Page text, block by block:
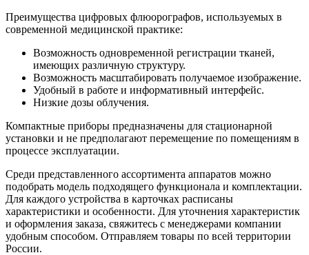
Преимущества цифровых флюорографов, используемых в
современной медицинской практике:
Возможность одновременной регистрации тканей,
имеющих различную структуру.
Возможность масштабировать получаемое изображение.
Удобный в работе и информативный интерфейс.
Низкие дозы облучения.
Компактные приборы предназначены для стационарной
установки и не предполагают перемещение по помещениям в
процессе эксплуатации.
Среди представленного ассортимента аппаратов можно
подобрать модель подходящего функционала и комплектации.
Для каждого устройства в карточках расписаны
характеристики и особенности. Для уточнения характеристик
и оформления заказа, свяжитесь с менеджерами компании
удобным способом. Отправляем товары по всей территории
России.